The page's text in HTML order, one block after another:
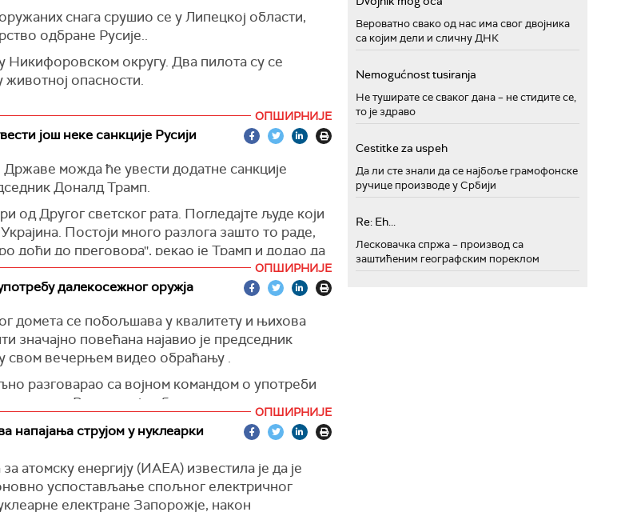
снага срушио се у Липецкој области,
одбране Русије..
Никифоровском округу. Два пилота су се
животној опасности.
ОПШИРНИЈЕ
још неке санкције Русији
можда ће увести додатне санкције
Доналд Трамп.
од Другог светског рата. Погледајте људе који
Украјина. Постоји много разлога зашто то раде,
доћи до преговора'', рекао је Трамп и додао да
у НАТО повећати притисак на Русију како би
председником Александром Стубом у Белој
је да САД продају наоружање чланицама
и Украјини. Додао је да САД не планирају да
'
и можемо понеке премештати. Али не, у
где јесу'', рекао је амерички председник.
ОПШИРНИЈЕ
далекосежног оружја
домета се побољшава у квалитету и њихова
значајно повећана најавио је председник
свом вечерњем видео обраћању .
разговарао са војном командом о употреби
домета. Разговор је обухватио ракете и
везана за производњу, војно снабдевање и
знатно проактивнији у свему што је везано за
дугорочних санкција против Русије. Што је
области, брже можемо постићи мир",
ОПШИРНИЈЕ
напајања струјом у нуклеарки
атомску енергију (ИАЕА) известила је да је
успостављање спољног електричног
електране Запорожје, након
Вероватно свако од нас има свог двојника
са којим дели и сличну ДНК
Nemogućnost tusiranja
Не туширате се сваког дана – не стидите се,
то је здраво
Cestitke za uspeh
Да ли сте знали да се најбоље грамофонске
ручице производе у Србији
Re: Eh...
Лесковачка спржа – производ са
заштићеним географским пореклом